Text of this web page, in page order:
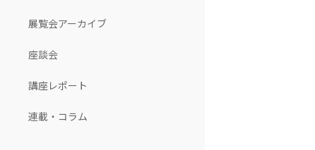
展覧会アーカイブ
座談会
講座レポート
連載・コラム